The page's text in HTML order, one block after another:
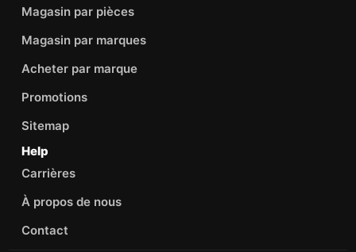
Magasin par pièces
Magasin par marques
Acheter par marque
Promotions
Sitemap
Help
Carrières
À propos de nous
Contact